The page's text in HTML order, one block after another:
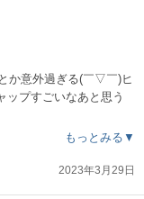
か意外過ぎる(￣▽￣)ヒ
ップすごいなあと思う
もっとみる▼
2023年3月29日